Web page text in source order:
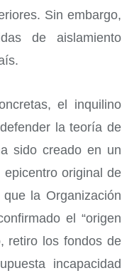
Sin embargo,
de aislamiento
el inquilino
la teoría de
sido creado en un
original de
la Organización
el “origen
retiro los fondos de
incapacidad